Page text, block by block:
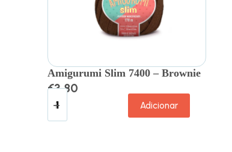
Amigurumi Slim 7400 – Brownie
€3.80
Adicionar